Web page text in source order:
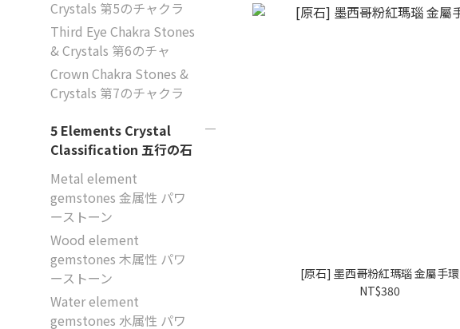
Crystals 第5のチャクラ
Third Eye Chakra Stones
& Crystals 第6のチャ
Crown Chakra Stones &
Crystals 第7のチャクラ
5 Elements Crystal
Classification 五行の石
Metal element
gemstones 金属性 パワ
ーストーン
Wood element
gemstones 木属性 パワ
ーストーン
Water element
gemstones 水属性 パワ
[原石] 墨西哥粉紅瑪瑙 金屬手環
NT$380